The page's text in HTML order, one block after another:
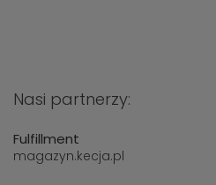
Nasi partnerzy:
Fulfillment
magazyn.kecja.pl